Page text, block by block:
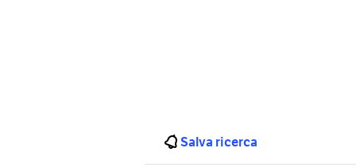
Salva ricerca